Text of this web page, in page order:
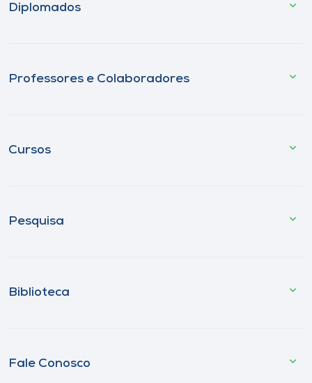
Diplomados
Professores e Colaboradores
Cursos
Pesquisa
Biblioteca
Fale Conosco